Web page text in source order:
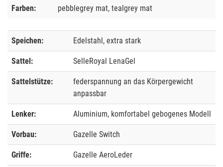
Farben: pebblegrey mat, tealgrey mat
Speichen: Edelstahl, extra stark
Sattel: SelleRoyal LenaGel
Sattelstütze:
federspannung an das Körpergewicht
anpassbar
Lenker: Aluminium, komfortabel gebogenes Modell
Vorbau: Gazelle Switch
Griffe: Gazelle AeroLeder